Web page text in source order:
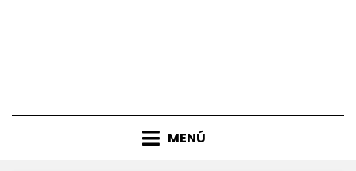
MENÚ